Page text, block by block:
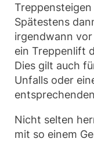
Spätestens
irgendwann
ein Treppenlift
Dies gilt auch
Unfalls oder
Nicht selten
mit so einem